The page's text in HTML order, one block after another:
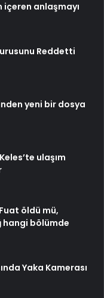
anlaşmayı
Reddetti
yeni bir dosya
ulaşım
öldü mü,
hangi bölümde
Yaka Kamerası